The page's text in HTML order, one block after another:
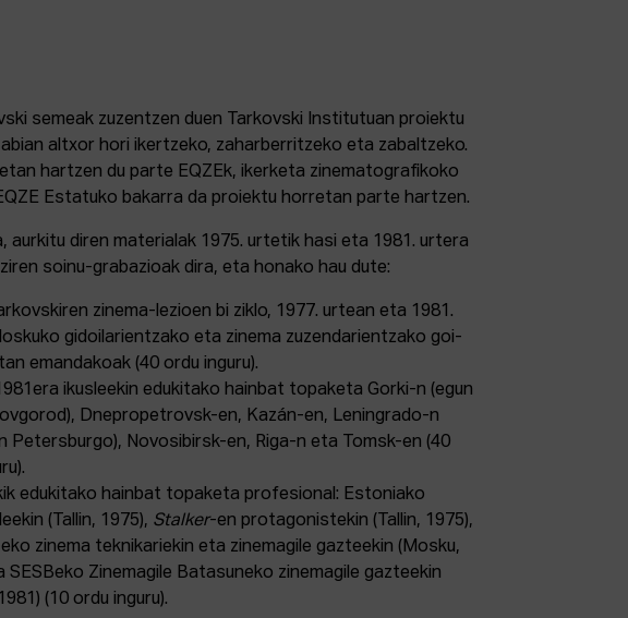
semeak zuzentzen duen Tarkovski Institutuan proiektu
altxor hori ikertzeko, zaharberritzeko eta zabaltzeko.
hartzen du parte EQZEk, ikerketa zinematografikoko
Estatuko bakarra da proiektu horretan parte hartzen.
aurkitu diren materialak 1975. urtetik hasi eta 1981. urtera
soinu-grabazioak dira, eta honako hau dute:
zinema-lezioen bi ziklo, 1977. urtean eta 1981.
gidoilarientzako eta zinema zuzendarientzako goi-
emandakoak (40 ordu inguru).
ikusleekin edukitako hainbat topaketa Gorki-n (egun
Dnepropetrovsk-en, Kazán-en, Leningrado-n
Petersburgo), Novosibirsk-en, Riga-n eta Tomsk-en (40
edukitako hainbat topaketa profesional: Estoniako
(Tallin, 1975), Stalker-en protagonistekin (Tallin, 1975),
zinema teknikariekin eta zinemagile gazteekin (Mosku,
SESBeko Zinemagile Batasuneko zinemagile gazteekin
(10 ordu inguru).